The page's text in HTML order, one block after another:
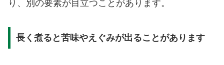
り、別の要素が目立つことがあります。
長く煮ると苦味やえぐみが出ることがあります